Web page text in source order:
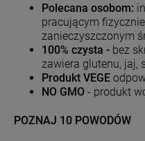
Polecana osobom:
pracującym
zanieczyszczonym
100% czysta - bez
zawiera glutenu, jaj,
Produkt VEGE
NO GMO - produkt
POZNAJ 10 POWODÓW